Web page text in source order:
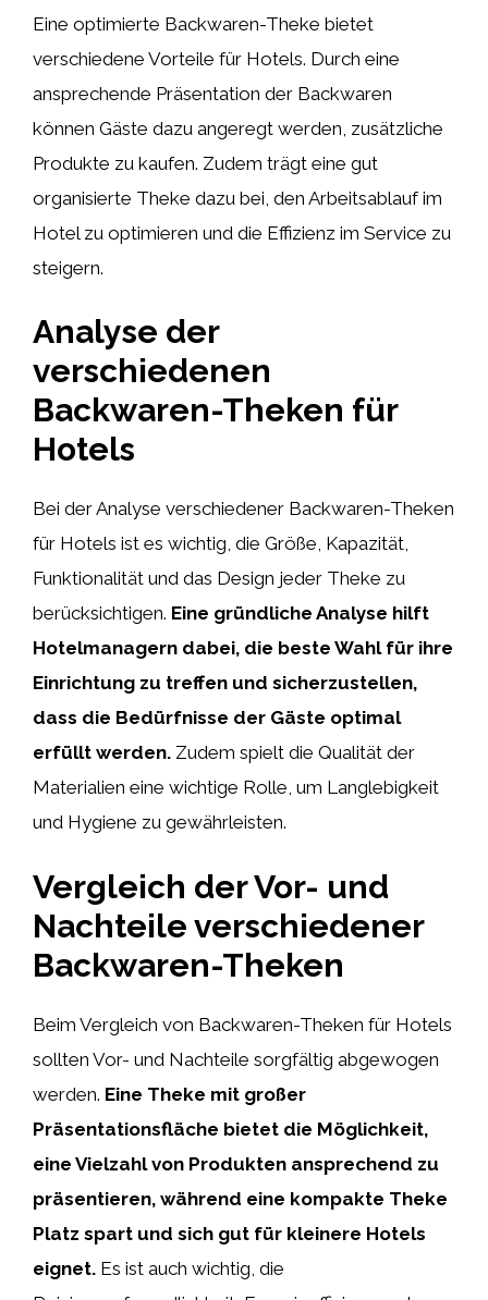
Eine optimierte Backwaren-Theke bietet
verschiedene Vorteile für Hotels. Durch eine
ansprechende Präsentation der Backwaren
können Gäste dazu angeregt werden, zusätzliche
Produkte zu kaufen. Zudem trägt eine gut
organisierte Theke dazu bei, den Arbeitsablauf im
Hotel zu optimieren und die Effizienz im Service zu
steigern.
Analyse der
verschiedenen
Backwaren-Theken für
Hotels
Bei der Analyse verschiedener Backwaren-Theken
für Hotels ist es wichtig, die Größe, Kapazität,
Funktionalität und das Design jeder Theke zu
berücksichtigen. Eine gründliche Analyse hilft
Hotelmanagern dabei, die beste Wahl für ihre
Einrichtung zu treffen und sicherzustellen,
dass die Bedürfnisse der Gäste optimal
erfüllt werden. Zudem spielt die Qualität der
Materialien eine wichtige Rolle, um Langlebigkeit
und Hygiene zu gewährleisten.
Vergleich der Vor- und
Nachteile verschiedener
Backwaren-Theken
Beim Vergleich von Backwaren-Theken für Hotels
sollten Vor- und Nachteile sorgfältig abgewogen
werden. Eine Theke mit großer
Präsentationsfläche bietet die Möglichkeit,
eine Vielzahl von Produkten ansprechend zu
präsentieren, während eine kompakte Theke
Platz spart und sich gut für kleinere Hotels
eignet. Es ist auch wichtig, die